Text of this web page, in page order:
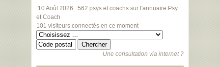
10 Août 2026 : 562 psys et coachs sur l'annuaire Psy
et Coach
101 visiteurs connectés en ce moment
Une consultation via internet ?